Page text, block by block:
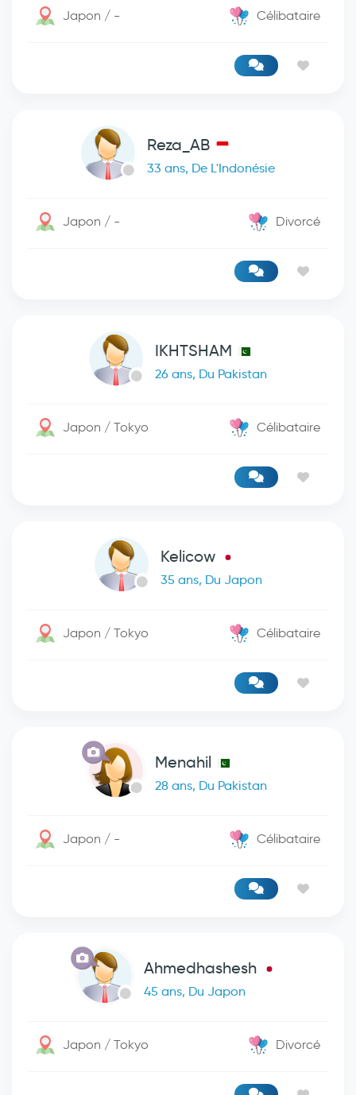
Japon / - Célibataire
Reza_AB
33 ans, De L'Indonésie
Japon / - Divorcé
IKHTSHAM
26 ans, Du Pakistan
Japon / Tokyo Célibataire
Kelicow
35 ans, Du Japon
Japon / Tokyo Célibataire
Menahil
28 ans, Du Pakistan
Japon / - Célibataire
Ahmedhashesh
45 ans, Du Japon
Japon / Tokyo Divorcé